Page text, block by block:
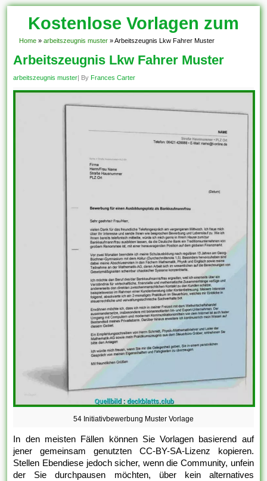
Kostenlose Vorlagen zum
Download!
Home » arbeitszeugnis muster » Arbeitszeugnis Lkw Fahrer Muster
Arbeitszeugnis Lkw Fahrer Muster
arbeitszeugnis muster| By Frances Carter
54 Initiativbewerbung Muster Vorlage
In den meisten Fällen können Sie Vorlagen basierend auf
jener gemeinsam genutzten CC-BY-SA-Lizenz kopieren.
Stellen Ebendiese jedoch sicher, wenn die Community, unfein
der Sie durchpausen möchten, über kein alternatives